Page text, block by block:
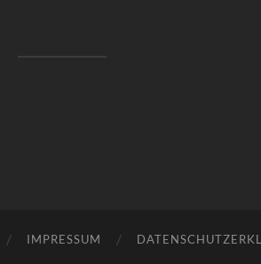
IMPRESSUM